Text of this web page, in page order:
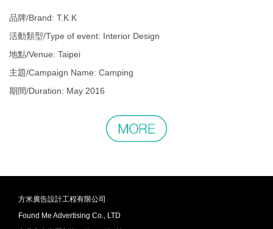
品牌/Brand: T.K.K
活動類型/Type of event: Interior Design
地點/Venue: Taipei
主題/Campaign Name: Camping
期間/Duration: May 2016
更
多
品
方米廣告設計工程有限公司
Found Me Advertising Co., LTD